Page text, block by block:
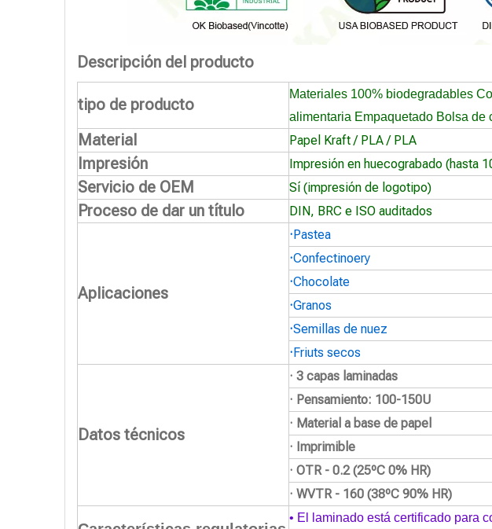
Descripción del producto
tipo de producto
Materiales 100% biodegradables
alimentaria Empaquetado Bolsa de
Material Papel Kraft / PLA / PLA
Impresión Impresión en huecograbado (hasta
Servicio de OEM Sí (impresión de logotipo)
Proceso de dar un título DIN, BRC e ISO auditados
Aplicaciones
·Pastea
·Confectinoery
·Chocolate
·Granos
·Semillas de nuez
·Friuts secos
Datos técnicos
· 3 capas laminadas
· Pensamiento: 100-150U
· Material a base de papel
· Imprimible
· OTR - 0.2 (25ºC 0% HR)
· WVTR - 160 (38ºC 90% HR)
• El laminado está certificado para